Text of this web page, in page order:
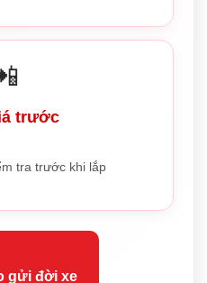
trước
tra trước khi lắp
gửi đời xe